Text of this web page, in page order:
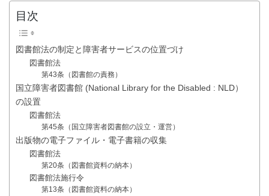
目次
図書館法の制定と障害者サービスの位置づけ
図書館法
第43条（図書館の責務）
国立障害者図書館 (National Library for the Disabled : NLD）
の設置
図書館法
第45条（国立障害者図書館の設立・運営）
出版物の電子ファイル・電子書籍の収集
図書館法
第20条（図書館資料の納本）
図書館法施行令
第13条（図書館資料の納本）